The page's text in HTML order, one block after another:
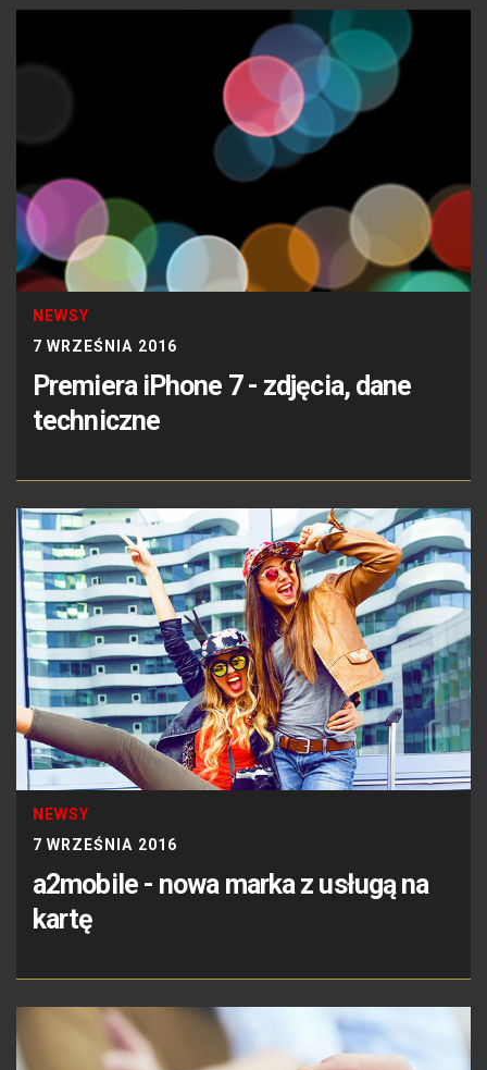
NEWSY
7 WRZEŚNIA 2016
Premiera iPhone 7 - zdjęcia, dane
techniczne
NEWSY
7 WRZEŚNIA 2016
a2mobile - nowa marka z usługą na
kartę